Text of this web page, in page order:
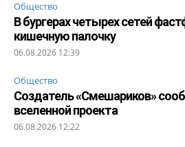
Общество
В бургерах четырех сетей
кишечную палочку
06.08.2026 12:39
Общество
Создатель «Смешариков»
вселенной проекта
06.08.2026 12:22